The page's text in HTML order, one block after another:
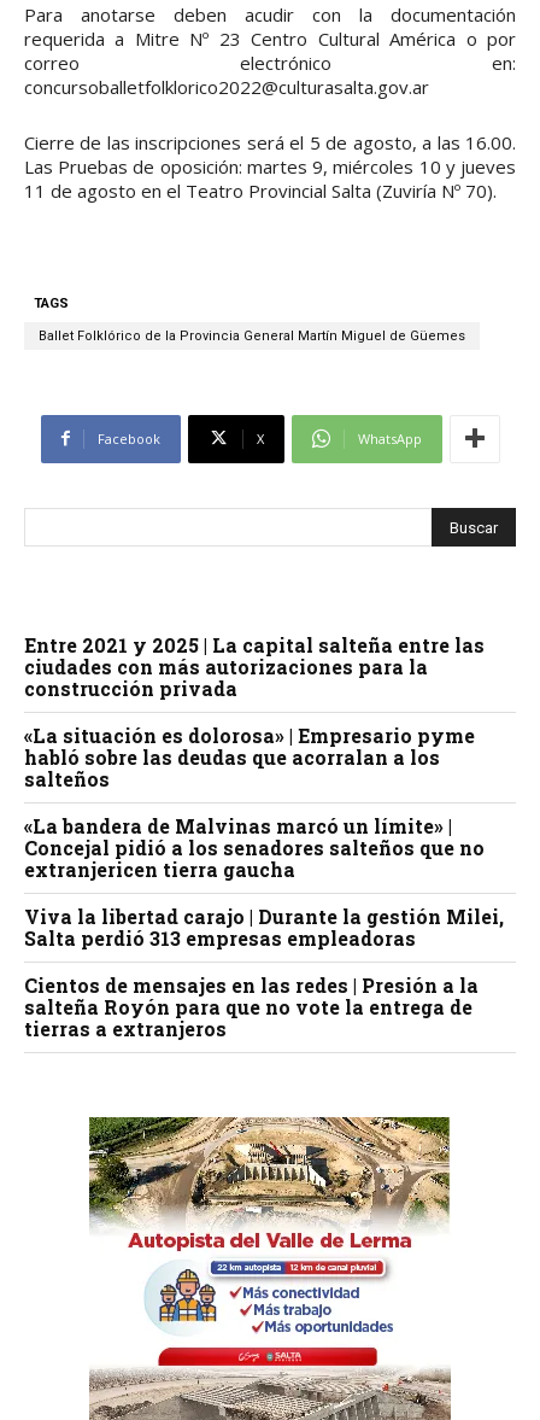
Para anotarse deben acudir con la documentación
requerida a Mitre Nº 23 Centro Cultural América o por
correo electrónico en:
concursoballetfolklorico2022@culturasalta.gov.ar
Cierre de las inscripciones será el 5 de agosto, a las 16.00.
Las Pruebas de oposición: martes 9, miércoles 10 y jueves
11 de agosto en el Teatro Provincial Salta (Zuviría Nº 70).
TAGS
Ballet Folklórico de la Provincia General Martín Miguel de Güemes
Facebook X WhatsApp
Entre 2021 y 2025 | La capital salteña entre las
ciudades con más autorizaciones para la
construcción privada
«La situación es dolorosa» | Empresario pyme
habló sobre las deudas que acorralan a los
salteños
«La bandera de Malvinas marcó un límite» |
Concejal pidió a los senadores salteños que no
extranjericen tierra gaucha
Viva la libertad carajo | Durante la gestión Milei,
Salta perdió 313 empresas empleadoras
Cientos de mensajes en las redes | Presión a la
salteña Royón para que no vote la entrega de
tierras a extranjeros